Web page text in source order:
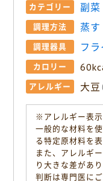
カテゴリー 副
調理方法 蒸す
調理器具 フ
カロリー
アレルギー 大豆
※アレルギー表
一般的な材料を
る特定原材料を
また、アレルギ
り大きな差があ
判断は専門医に